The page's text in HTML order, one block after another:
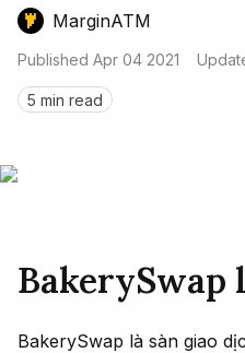
MarginATM
Published Apr 04 2021
5 min read
BakerySwap
BakerySwap là sàn giao